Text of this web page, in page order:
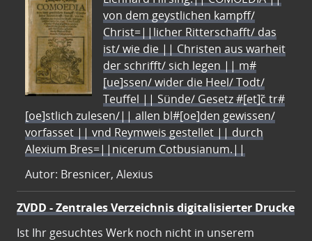
von dem geystlichen kampff/
Christ=||licher Ritterschafft/ das
ist/ wie die || Christen aus warheit
der schrifft/ sich legen || m#
[ue]ssen/ wider die Heel/ Todt/
Teuffel || Sünde/ Gesetz #[et]c̃ tr#
[oe]stlich zulesen/|| allen bl#[oe]den gewissen/
vorfasset || vnd Reymweis gestellet || durch
Alexium Bres=||nicerum Cotbusianum.||
Autor: Bresnicer, Alexius
ZVDD - Zentrales Verzeichnis digitalisierter Drucke
Ist Ihr gesuchtes Werk noch nicht in unserem